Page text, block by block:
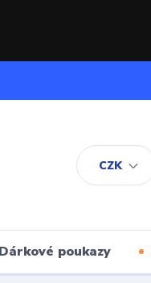
CZK
Dárkové poukazy